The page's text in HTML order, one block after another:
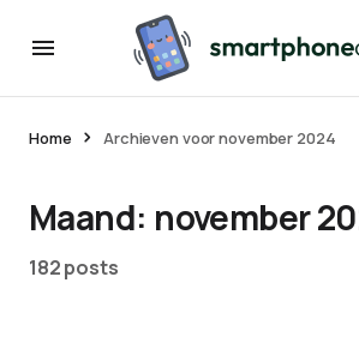
Home Archieven voor november 2024
Maand: november
182 posts